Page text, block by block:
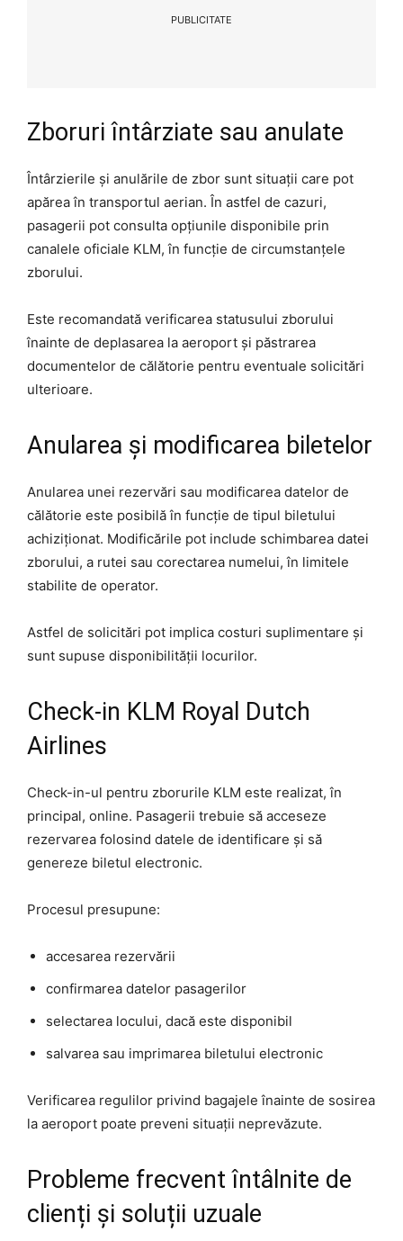
PUBLICITATE
Zboruri întârziate sau anulate
Întârzierile și anulările de zbor sunt situații care pot
apărea în transportul aerian. În astfel de cazuri,
pasagerii pot consulta opțiunile disponibile prin
canalele oficiale KLM, în funcție de circumstanțele
zborului.
Este recomandată verificarea statusului zborului
înainte de deplasarea la aeroport și păstrarea
documentelor de călătorie pentru eventuale solicitări
ulterioare.
Anularea și modificarea biletelor
Anularea unei rezervări sau modificarea datelor de
călătorie este posibilă în funcție de tipul biletului
achiziționat. Modificările pot include schimbarea datei
zborului, a rutei sau corectarea numelui, în limitele
stabilite de operator.
Astfel de solicitări pot implica costuri suplimentare și
sunt supuse disponibilității locurilor.
Check-in KLM Royal Dutch
Airlines
Check-in-ul pentru zborurile KLM este realizat, în
principal, online. Pasagerii trebuie să acceseze
rezervarea folosind datele de identificare și să
genereze biletul electronic.
Procesul presupune:
accesarea rezervării
confirmarea datelor pasagerilor
selectarea locului, dacă este disponibil
salvarea sau imprimarea biletului electronic
Verificarea regulilor privind bagajele înainte de sosirea
la aeroport poate preveni situații neprevăzute.
Probleme frecvent întâlnite de
clienți și soluții uzuale